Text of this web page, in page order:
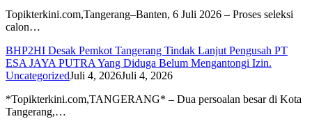
Topikterkini.com,Tangerang–Banten, 6 Juli 2026 – Proses seleksi
calon…
BHP2HI Desak Pemkot Tangerang Tindak Lanjut Pengusah PT
ESA JAYA PUTRA Yang Diduga Belum Mengantongi Izin.
UncategorizedJuli 4, 2026Juli 4, 2026
*Topikterkini.com,TANGERANG* – Dua persoalan besar di Kota
Tangerang,…